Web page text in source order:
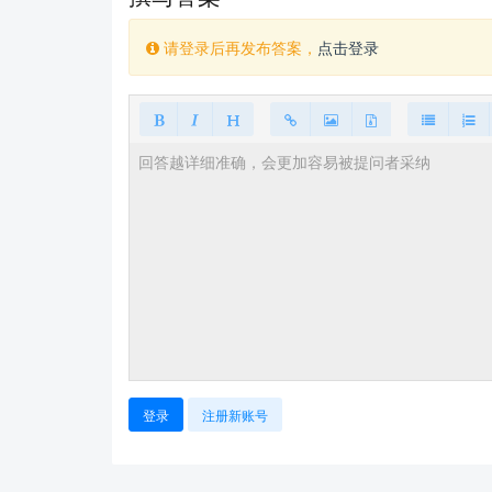
请登录后再发布答案， 点击登录
登录 注册新账号